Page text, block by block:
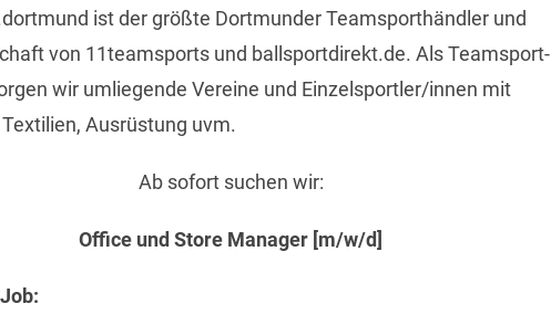
ist der größte Dortmunder Teamsporthändler und
von 11teamsports und ballsportdirekt.de. Als Teamsport-
wir umliegende Vereine und Einzelsportler/innen mit
Ausrüstung uvm.
Ab sofort suchen wir:
Office und Store Manager [m/w/d]